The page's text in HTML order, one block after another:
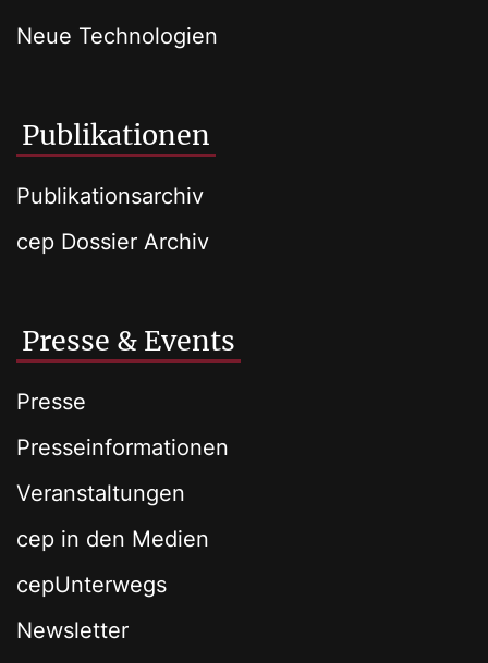
Neue Technologien
Publikationen
Publikationsarchiv
cep Dossier Archiv
Presse & Events
Presse
Presseinformationen
Veranstaltungen
cep in den Medien
cepUnterwegs
Newsletter